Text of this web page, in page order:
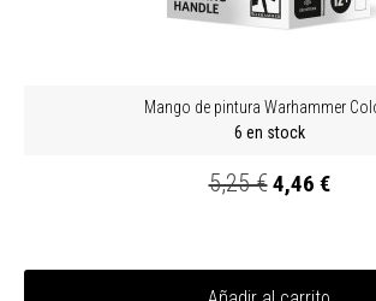
Mango de pintura Warhammer
6 en stock
5,25 €4,46 €